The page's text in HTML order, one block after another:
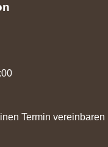
Termin vereinbaren